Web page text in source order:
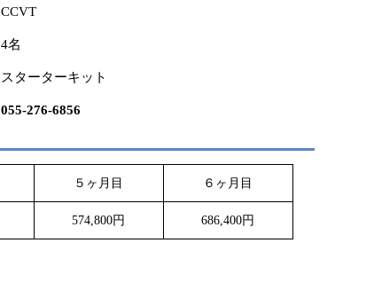
CCVT
4名
スターターキット
055-276-6856
５ヶ月目 ６ヶ月目
574,800円 686,400円